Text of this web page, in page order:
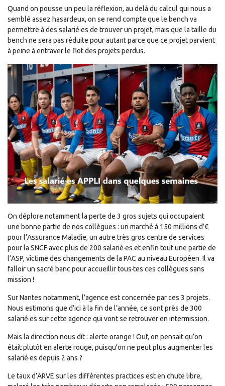
Quand on pousse un peu la réflexion, au delà du calcul qui nous a
semblé assez hasardeux, on se rend compte que le bench va
permettre à des salarié·es de trouver un projet, mais que la taille du
bench ne sera pas réduite pour autant parce que ce projet parvient
à peine à entraver le flot des projets perdus.
On déplore notamment la perte de 3 gros sujets qui occupaient
une bonne partie de nos collègues : un marché à 150 millions d’€
pour l’Assurance Maladie, un autre très gros centre de services
pour la SNCF avec plus de 200 salarié·es et enfin tout une partie de
l’ASP, victime des changements de la PAC au niveau Européen. Il va
falloir un sacré banc pour accueillir tous·tes ces collègues sans
mission !
Sur Nantes notamment, l’agence est concernée par ces 3 projets.
Nous estimons que d’ici à la fin de l’année, ce sont près de 300
salarié·es sur cette agence qui vont se retrouver en intermission.
Mais la direction nous dit : alerte orange ! Ouf, on pensait qu’on
était plutôt en alerte rouge, puisqu’on ne peut plus augmenter les
salarié·es depuis 2 ans ?
Le taux d’ARVE sur les différentes practices est en chute libre,